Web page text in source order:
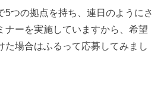
5つの拠点を持ち、連日のようにさ
ナーを実施していますから、希望
場合はふるって応募してみまし